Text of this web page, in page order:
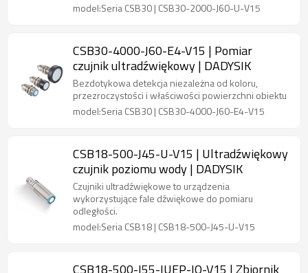
model:Seria CSB30 | CSB30-2000-J60-U-V15
CSB30-4000-J60-E4-V15 | Pomiar
czujnik ultradźwiękowy | DADYSIK
Bezdotykowa detekcja niezależna od koloru,
przezroczystości i właściwości powierzchni obiektu
model:Seria CSB30 | CSB30-4000-J60-E4-V15
CSB18-500-J45-U-V15 | Ultradźwiękowy
czujnik poziomu wody | DADYSIK
Czujniki ultradźwiękowe to urządzenia
wykorzystujące fale dźwiękowe do pomiaru
odległości.
model:Seria CSB18 | CSB18-500-J45-U-V15
CSB18-500-J55-IUEP-IO-V15 | Zbiornik